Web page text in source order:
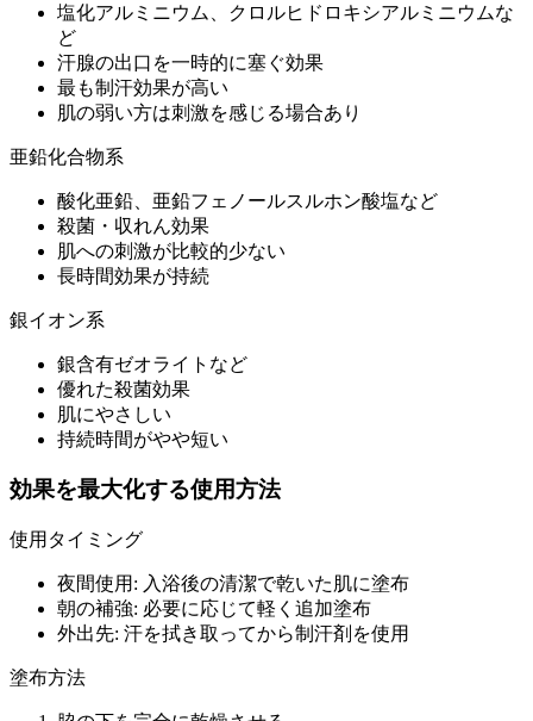
塩化アルミニウム、クロルヒドロキシアルミニウムな
ど
汗腺の出口を一時的に塞ぐ効果
最も制汗効果が高い
肌の弱い方は刺激を感じる場合あり
亜鉛化合物系
酸化亜鉛、亜鉛フェノールスルホン酸塩など
殺菌・収れん効果
肌への刺激が比較的少ない
長時間効果が持続
銀イオン系
銀含有ゼオライトなど
優れた殺菌効果
肌にやさしい
持続時間がやや短い
効果を最大化する使用方法
使用タイミング
夜間使用: 入浴後の清潔で乾いた肌に塗布
朝の補強: 必要に応じて軽く追加塗布
外出先: 汗を拭き取ってから制汗剤を使用
塗布方法